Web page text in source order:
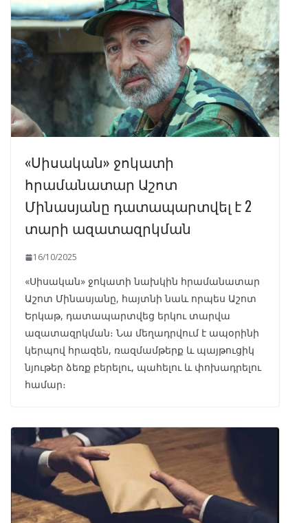
«Սիսական» ջոկատի
հրամանատար Աշոտ
Մինասյանը դատապարտվել է 2
տարի ազատազրկման
16/10/2025
«Սիսական» ջոկատի նախկին հրամանատար
Աշոտ Մինասյանը, հայտնի նաև որպես Աշոտ
Երկաթ, դատապարտվեց երկու տարվա
ազատազրկման։ Նա մեղադրվում է ապօրինի
կերպով հրազեն, ռազմամթերք և պայթուցիկ
նյութեր ձեռք բերելու, պահելու և փոխադրելու
համար։